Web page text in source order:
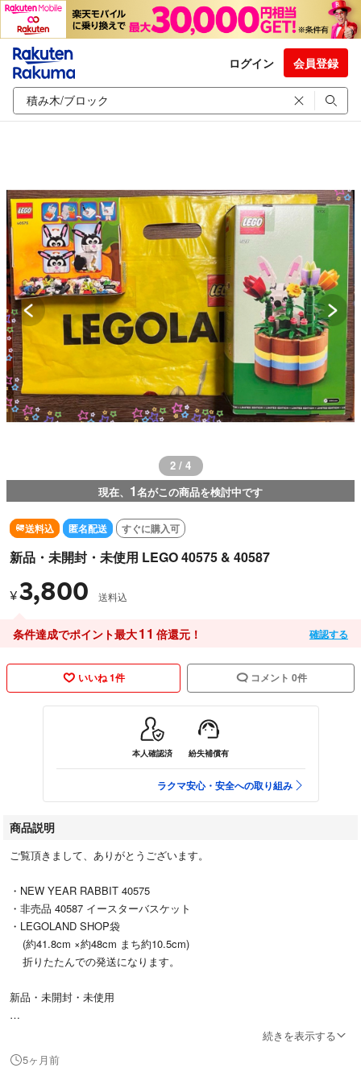
ログイン 会員登録
2 / 4
現在、 1名がこの商品を検討中です
送料込 匿名配送 すぐに購入可
新品・未開封・未使用 LEGO 40575 & 40587
¥3,800 送料込
条件達成でポイント最大11 倍還元！ 確認する
いいね 1件 コメント 0件
本人確認済 紛失補償有
ラクマ安心・安全への取り組み
商品説明
ご覧頂きまして、ありがとうございます。
・NEW YEAR RABBIT 40575
・非売品 40587 イースターバスケット
・LEGOLAND SHOP袋
(約41.8cm ×約48cm まち約10.5cm)
折りたたんでの発送になります。
新品・未開封・未使用
返品・返金・交換等承れませんので、ご了承頂ける方のみのご購入をお願
続きを表示する
5ヶ月前